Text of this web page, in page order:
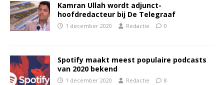
Kamran Ullah wordt adjunct-
hoofdredacteur bij De Telegraaf
1 december 2020 Redactie 0
Spotify maakt meest populaire podcasts
van 2020 bekend
1 december 2020 Redactie 8